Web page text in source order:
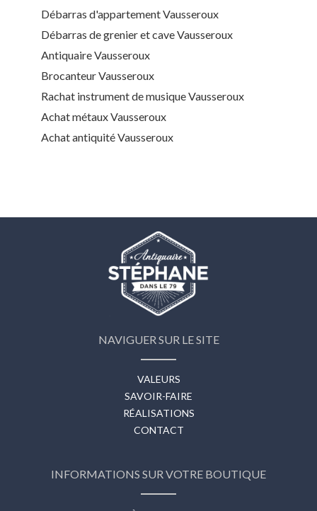
Débarras d'appartement Vausseroux
Débarras de grenier et cave Vausseroux
Antiquaire Vausseroux
Brocanteur Vausseroux
Rachat instrument de musique Vausseroux
Achat métaux Vausseroux
Achat antiquité Vausseroux
NAVIGUER SUR LE SITE
VALEURS
SAVOIR-FAIRE
RÉALISATIONS
CONTACT
INFORMATIONS SUR VOTRE BOUTIQUE